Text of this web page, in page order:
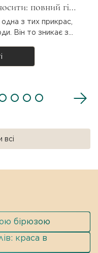
повний гід
Він то зникає з
він узявся і як
всі
бірюзою
краса в